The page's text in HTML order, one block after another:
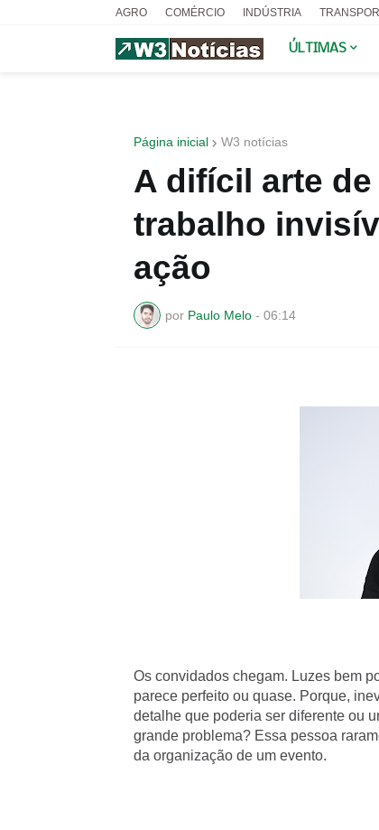
AGRO COMÉRCIO INDÚSTRIA
ÚLTIMAS
Página inicial W3 notícias
A difícil arte
trabalho
ação
por Paulo Melo - 06:14
Os convidados chegam. Luzes bem
parece perfeito ou quase. Porque,
detalhe que poderia ser diferente ou
grande problema? Essa pessoa
da organização de um evento.